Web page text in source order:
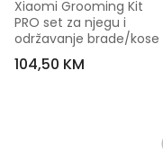
Xiaomi Grooming Kit
PRO set za njegu i
održavanje brade/kose
104,50 KM